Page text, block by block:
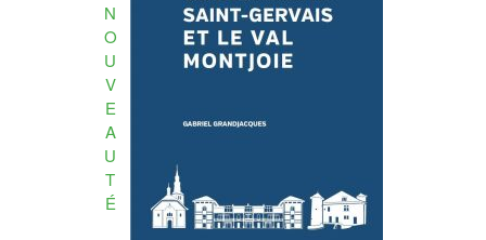
N
O
U
V
E
A
U
T
É